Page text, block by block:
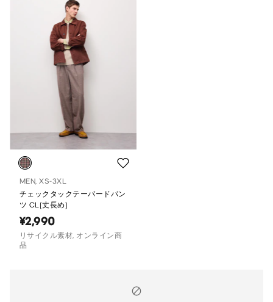
MEN, XS-3XL
チェックタックテーパードパン
ツ CL(丈長め)
¥2,990
リサイクル素材, オンライン商
品